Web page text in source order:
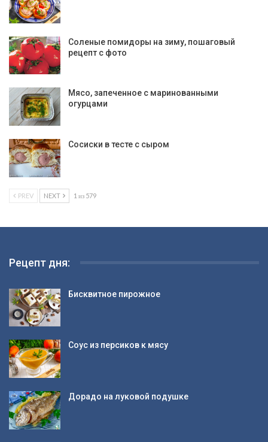
Соленые помидоры на зиму, пошаговый
рецепт с фото
Мясо, запеченное с маринованными
огурцами
Сосиски в тесте с сыром
PREV NEXT 1 из 579
Рецепт дня:
Бисквитное пирожное
Соус из персиков к мясу
Дорадо на луковой подушке